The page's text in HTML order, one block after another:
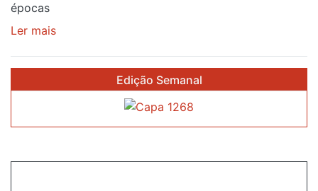
épocas
Ler mais
TAVARES
Edição Semanal